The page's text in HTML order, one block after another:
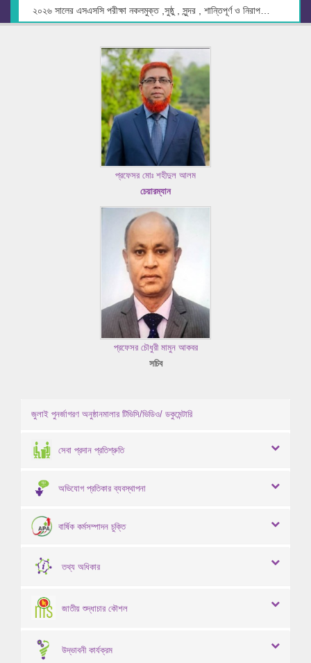
প্রফেসর মোঃ শহীদুল আলম
চেয়ারম্যান
প্রফেসর চৌধুরী মামুন আকবর
সচিব
জুলাই পুনর্জাগরণ অনুষ্ঠানমালার টিভিসি/ভিডিও/ ডকুমেন্টারি
সেবা প্রদান প্রতিশ্রুতি
অভিযোগ প্রতিকার ব্যবস্থাপনা
বার্ষিক কর্মসম্পাদন চুক্তি
তথ্য অধিকার
জাতীয় শুদ্ধাচার কৌশল
উদ্ভাবনী কার্যক্রম